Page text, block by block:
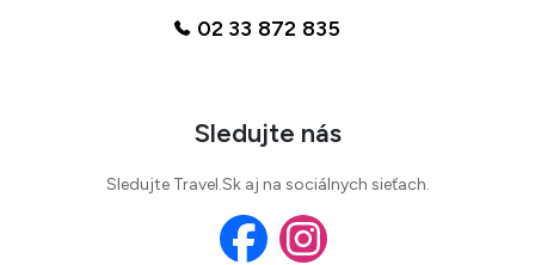
02 33 872 835
Sledujte nás
Sledujte Travel.Sk aj na sociálnych sieťach.